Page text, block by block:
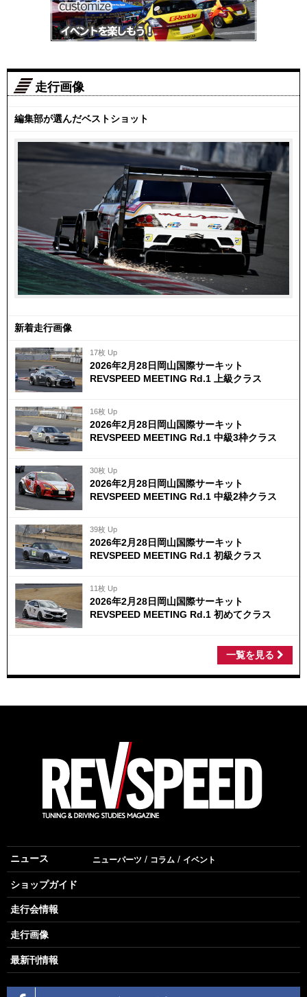
走行画像
編集部が選んだベストショット
新着走行画像
17枚 Up
2026年2月28日岡山国際サーキット
REVSPEED MEETING Rd.1 上級クラス
16枚 Up
2026年2月28日岡山国際サーキット
REVSPEED MEETING Rd.1 中級3枠クラス
30枚 Up
2026年2月28日岡山国際サーキット
REVSPEED MEETING Rd.1 中級2枠クラス
39枚 Up
2026年2月28日岡山国際サーキット
REVSPEED MEETING Rd.1 初級クラス
11枚 Up
2026年2月28日岡山国際サーキット
REVSPEED MEETING Rd.1 初めてクラス
一覧を見る
ニュース ニューパーツ コラム イベント
ショップガイド
走行会情報
走行画像
最新刊情報